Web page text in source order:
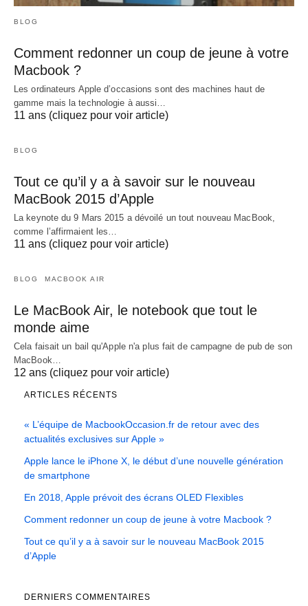
BLOG
Comment redonner un coup de jeune à votre
Macbook ?
Les ordinateurs Apple d’occasions sont des machines haut de
gamme mais la technologie à aussi…
11 ans (cliquez pour voir article)
BLOG
Tout ce qu’il y a à savoir sur le nouveau
MacBook 2015 d’Apple
La keynote du 9 Mars 2015 a dévoilé un tout nouveau MacBook,
comme l’affirmaient les…
11 ans (cliquez pour voir article)
BLOG MACBOOK AIR
Le MacBook Air, le notebook que tout le
monde aime
Cela faisait un bail qu'Apple n'a plus fait de campagne de pub de son
MacBook…
12 ans (cliquez pour voir article)
ARTICLES RÉCENTS
« L’équipe de MacbookOccasion.fr de retour avec des
actualités exclusives sur Apple »
Apple lance le iPhone X, le début d’une nouvelle génération
de smartphone
En 2018, Apple prévoit des écrans OLED Flexibles
Comment redonner un coup de jeune à votre Macbook ?
Tout ce qu’il y a à savoir sur le nouveau MacBook 2015
d’Apple
DERNIERS COMMENTAIRES